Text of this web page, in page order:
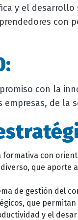
y el
con
con la
empresas, de la
con
que aporte
de gestión del
que
y el